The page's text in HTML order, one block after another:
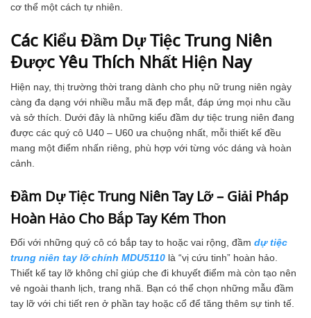
cơ thể một cách tự nhiên.
Các Kiểu Đầm Dự Tiệc Trung Niên
Được Yêu Thích Nhất Hiện Nay
Hiện nay, thị trường thời trang dành cho phụ nữ trung niên ngày
càng đa dạng với nhiều mẫu mã đẹp mắt, đáp ứng mọi nhu cầu
và sở thích. Dưới đây là những kiểu đầm dự tiệc trung niên đang
được các quý cô U40 – U60 ưa chuộng nhất, mỗi thiết kế đều
mang một điểm nhấn riêng, phù hợp với từng vóc dáng và hoàn
cảnh.
Đầm Dự Tiệc Trung Niên Tay Lỡ – Giải Pháp
Hoàn Hảo Cho Bắp Tay Kém Thon
Đối với những quý cô có bắp tay to hoặc vai rộng, đầm dự tiệc
trung niên tay lỡ chính MDU5110 là “vị cứu tinh” hoàn hảo.
Thiết kế tay lỡ không chỉ giúp che đi khuyết điểm mà còn tạo nên
vẻ ngoài thanh lịch, trang nhã. Bạn có thể chọn những mẫu đầm
tay lỡ với chi tiết ren ở phần tay hoặc cổ để tăng thêm sự tinh tế.